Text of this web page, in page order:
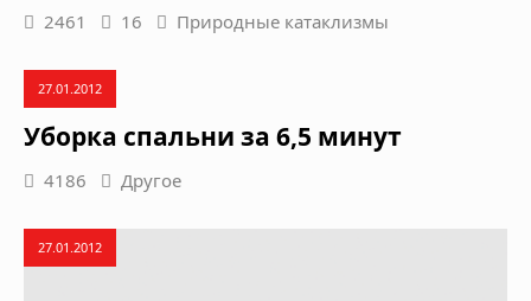
2461 16 Природные катаклизмы
27.01.2012
Уборка спальни за 6,5 минут
4186 Другое
27.01.2012